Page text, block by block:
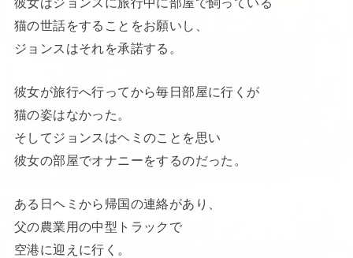
猫の世話をすることをお願いし、
ジョンスはそれを承諾する。
彼女が旅行へ行ってから毎日部屋に行くが
猫の姿はなかった。
そしてジョンスはヘミのことを思い
彼女の部屋でオナニーをするのだった。
ある日ヘミから帰国の連絡があり、
父の農業用の中型トラックで
空港に迎えに行く。